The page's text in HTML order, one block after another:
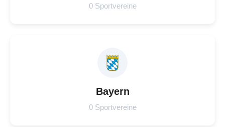
0 Sportvereine
Bayern
0 Sportvereine